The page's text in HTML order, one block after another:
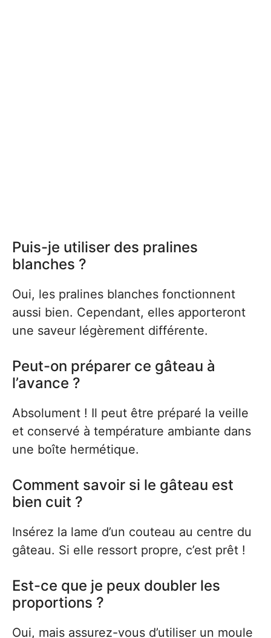
Puis-je utiliser des pralines
blanches ?
Oui, les pralines blanches fonctionnent
aussi bien. Cependant, elles apporteront
une saveur légèrement différente.
Peut-on préparer ce gâteau à
l’avance ?
Absolument ! Il peut être préparé la veille
et conservé à température ambiante dans
une boîte hermétique.
Comment savoir si le gâteau est
bien cuit ?
Insérez la lame d’un couteau au centre du
gâteau. Si elle ressort propre, c’est prêt !
Est-ce que je peux doubler les
proportions ?
Oui, mais assurez-vous d’utiliser un moule